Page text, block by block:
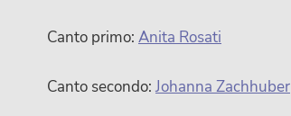
Canto primo: Anita Rosati
Canto secondo: Johanna Zachhuber